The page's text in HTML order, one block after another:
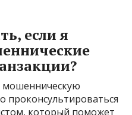
если я
мошенническую
проконсультироваться
который поможет